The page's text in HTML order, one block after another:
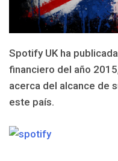
Spotify UK ha
financiero del año
acerca del alcance de
este país.